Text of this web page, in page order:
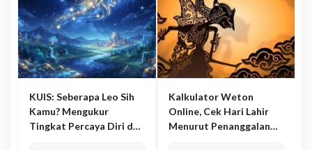
KUIS: Seberapa Leo Sih
Kamu? Mengukur
Tingkat Percaya Diri dan
Kalkulator Weton
Online, Cek Hari Lahir
Menurut Penanggalan